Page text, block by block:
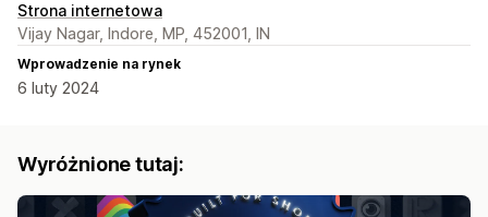
Strona internetowa
Vijay Nagar, Indore, MP, 452001, IN
Wprowadzenie na rynek
6 luty 2024
Wyróżnione tutaj: